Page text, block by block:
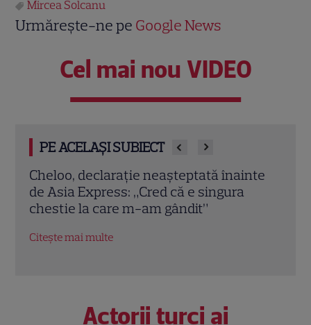
Mircea Solcanu
Urmărește-ne pe Google News
Cel mai nou VIDEO
PE ACELAȘI SUBIECT
Imagini memorabile de la nunta
Prințesei Diana cu Prințul Charles. Detalii
fascinante de la ceremonia regală din
Actorii turci ai